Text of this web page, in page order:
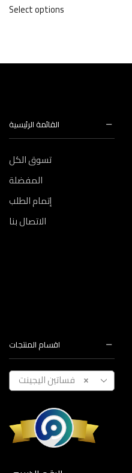
Select options
القائمة الرئيسية
تسوق الكل
المفضلة
إتمام الطلب
الاتصال بنا
اقسام المنتجات
× فساتين اليجينت